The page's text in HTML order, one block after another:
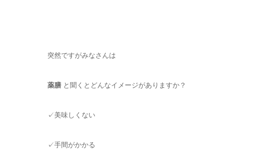
突然ですがみなさんは
薬膳 と聞くとどんなイメージがありますか？
✓美味しくない
✓手間がかかる